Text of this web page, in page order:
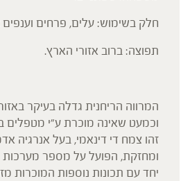
חלק בשימוש: עלים, פרחים וענפים
תפוצה: ברוב אזורי הארץ.
המרווה הריחנית גדלה בעיקר
וכמעט שאינה מוכרת ע"י
זהו צמח די דינאמי, בעל אנרגיה
ומחזקת, הפועל על מספר מערכות
יחד עם תכונות נוספות המוכרות